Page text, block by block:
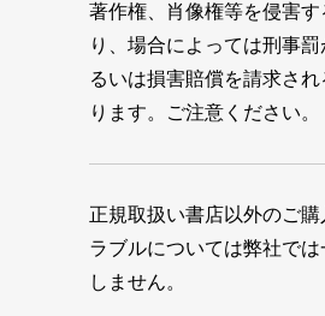
著作権、肖像権等を侵害す
り、場合によっては刑事
るいは損害賠償を請求さ
ります。ご注意ください。
正規取扱い書店以外のご購
ラブルについては弊社では
しません。